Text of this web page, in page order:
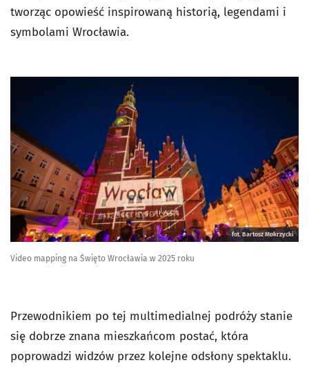
tworząc opowieść inspirowaną historią, legendami i
symbolami Wrocławia.
fot. Bartosz Mokrzycki
Video mapping na Święto Wrocławia w 2025 roku
Przewodnikiem po tej multimedialnej podróży stanie
się dobrze znana mieszkańcom postać, która
poprowadzi widzów przez kolejne odsłony spektaklu.